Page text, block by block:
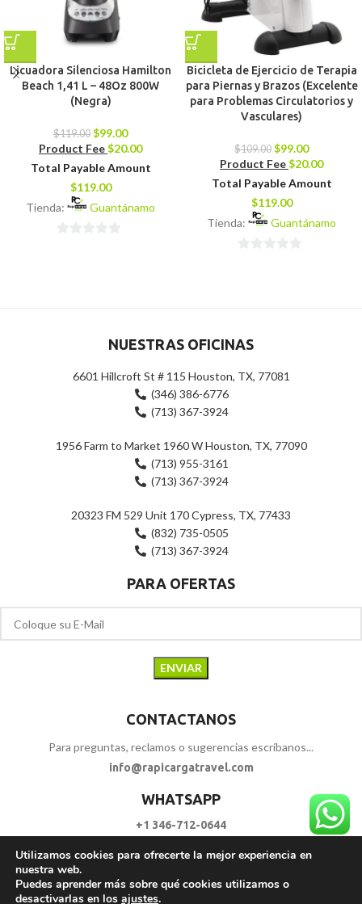
Licuadora Silenciosa Hamilton
Beach 1,41 L – 48Oz 800W
(Negra)
$119.00 $99.00
Product Fee$20.00
Total Payable Amount
$119.00
Tienda:
Guantánamo
Bicicleta de Ejercicio de Terapia
para Piernas y Brazos (Excelente
para Problemas Circulatorios y
Vasculares)
$109.00 $99.00
Product Fee$20.00
Total Payable Amount
$119.00
Tienda:
Guantánamo
NUESTRAS OFICINAS
6601 Hillcroft St # 115 Houston, TX, 77081
(346) 386-6776
(713) 367-3924
1956 Farm to Market 1960 W Houston, TX, 77090
(713) 955-3161
(713) 367-3924
20323 FM 529 Unit 170 Cypress, TX, 77433
(832) 735-0505
(713) 367-3924
PARA OFERTAS
CONTACTANOS
Para preguntas, reclamos o sugerencias escríbanos...
info@rapicargatravel.com
WHATSAPP
+1 346-712-0644
SIGUENOS
Utilizamos cookies para ofrecerte la mejor experiencia en
nuestra web.
Puedes aprender más sobre qué cookies utilizamos o
desactivarlas en los ajustes.